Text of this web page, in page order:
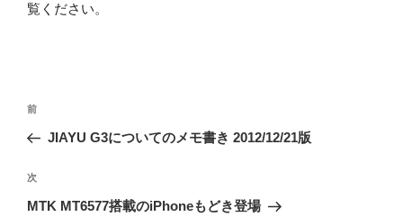
覧ください。
投
ナ
ビ
ゲ
前
の
稿
前
JIAYU G3についてのメモ書き 2012/12/21版
次
の
次
MTK MT6577搭載のiPhoneもどき登場